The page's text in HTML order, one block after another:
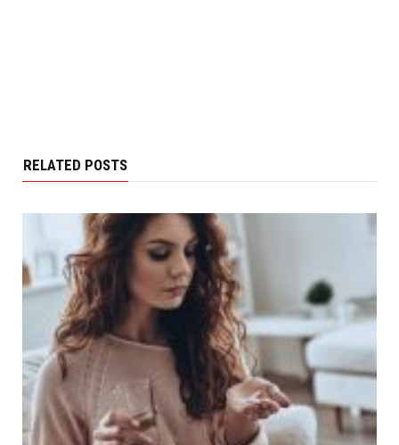
RELATED POSTS